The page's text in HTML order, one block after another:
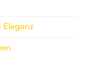
Eleganz